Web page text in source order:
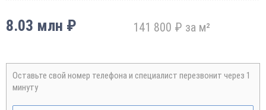
8.03 млн ₽ 141 800 ₽ за м²
Оставьте свой номер телефона и специалист перезвонит через 1
минуту